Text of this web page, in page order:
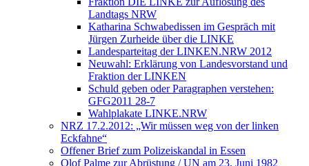
Landtags NRW
Katharina Schwabedissen im Gespräch mit
Jürgen Zurheide über die LINKE
Landesparteitag der LINKEN.NRW 2012
Neuwahl: Erklärung von Landesvorstand und
Fraktion der LINKEN
Schuld geben oder Paragraphen verstehen:
GFG2011 28-7
Wahlplakate LINKE.NRW
NRZ 17.2.2012: „Wir müssen weg von der linken
Eckfahne“
Offener Brief zum Polizeiskandal in Essen
Olof Palme zur Abrüstung / UN am 23. Juni 1982